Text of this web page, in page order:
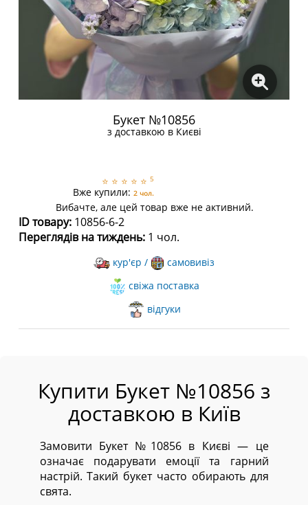
Букет №10856
з доставкою в Києві
⭐ ⭐ ⭐ ⭐ ⭐ 5
Вже купили: 2 чол.
Вибачте, але цей товар вже не активний.
ID товару: 10856-6-2
Переглядів на тиждень: 1 чол.
кур'єр /
самовивіз
свіжа поставка
відгуки
Купити Букет №10856 з
доставкою в Київ
Замовити Букет №10856 в Києві — це
означає подарувати емоції та гарний
настрій. Такий букет часто обирають для
свята.